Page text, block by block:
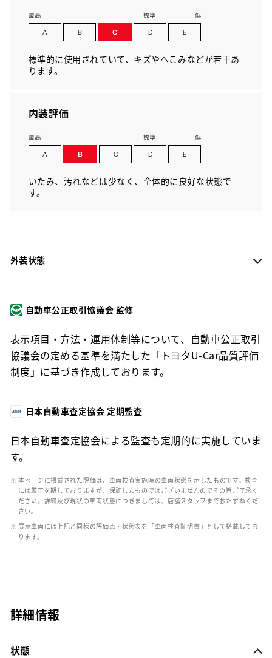
標準的に使用されていて、キズやへこみなどが若干あ
ります。
内装評価
いたみ、汚れなどは少なく、全体的に良好な状態で
す。
外装状態
自動車公正取引協議会 監修
表示項目・方法・運用体制等について、自動車公正取引
協議会の定める基準を満たした「トヨタU-Car品質評価
制度」に基づき作成しております。
日本自動車査定協会 定期監査
日本自動車査定協会による監査も定期的に実施していま
す。
※ 本ページに掲載された評価は、車両検査実施時の車両状態を示したものです。検査
には厳正を期しておりますが、保証したものではございませんのでその旨ご了承く
ださい。詳細及び現状の車両状態につきましては、店舗スタッフまでおたずねくだ
さい。
※ 展示車両には上記と同様の評価点・状態表を「車両検査証明書」として搭載してお
ります。
詳細情報
状態